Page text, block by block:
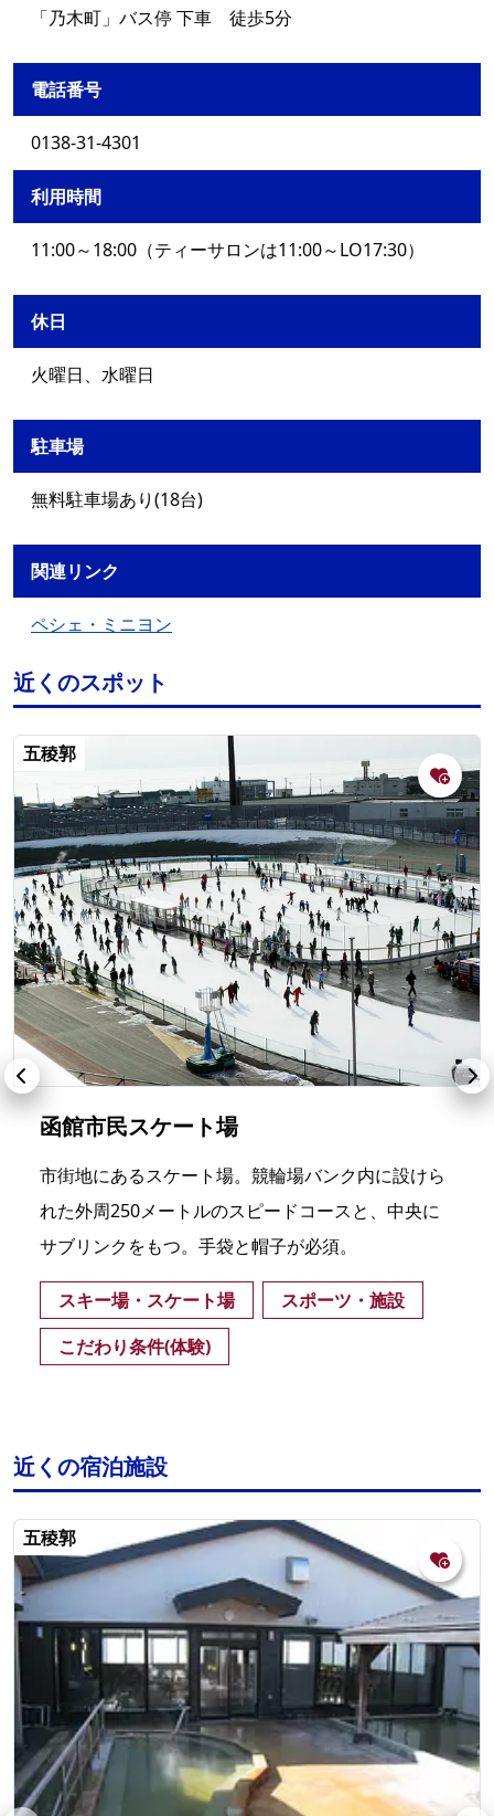
「乃木町」バス停 下車 徒歩5分
電話番号
0138-31-4301
利用時間
11:00～18:00（ティーサロンは11:00～LO17:30）
休日
火曜日、水曜日
駐車場
無料駐車場あり(18台)
関連リンク
ペシェ・ミニヨン
近くのスポット
五稜郭
函館市民スケート場
市街地にあるスケート場。競輪場バンク内に設けら
れた外周250メートルのスピードコースと、中央に
サブリンクをもつ。手袋と帽子が必須。
スキー場・スケート場
スポーツ・施設
こだわり条件(体験)
近くの宿泊施設
五稜郭